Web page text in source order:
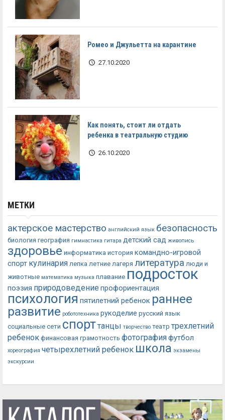
Ромео и Джульетта на карантине
27.10.2020
Как понять, стоит ли отдать
ребенка в театральную студию
26.10.2020
МЕТКИ
актерское мастерство английский язык безопасность
биология география гимнастика гитара детский сад живопись
здоровье информатика история командно-игровой
спорт кулинария лепка летние лагеря литература люди и
животные математика музыка плавание подросток
поэзия природоведениепрофориентация
психология пятилетний ребенок раннее
развитие робототехника рукоделие русский язык
социальные сети спорттанцы творчество театр трехлетний
ребенок финансовая грамотность фотографияфутбол
хореография четырехлетний ребенок школа экзамены
экскурсии